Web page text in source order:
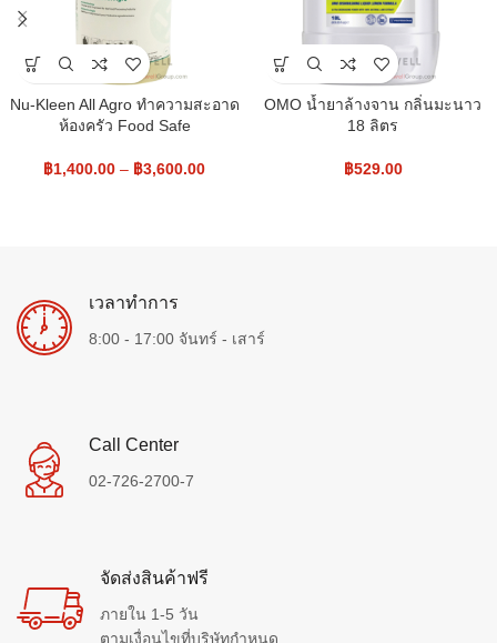
Nu-Kleen All Agro ทำความสะอาด
ห้องครัว Food Safe
฿1,400.00 – ฿3,600.00
OMO น้ำยาล้างจาน กลิ่นมะนาว
18 ลิตร
฿529.00
เวลาทำการ
8:00 - 17:00 จันทร์ - เสาร์
Call Center
02-726-2700-7
จัดส่งสินค้าฟรี
ภายใน 1-5 วัน
ตามเงื่อนไขที่บริษัทกำหนด